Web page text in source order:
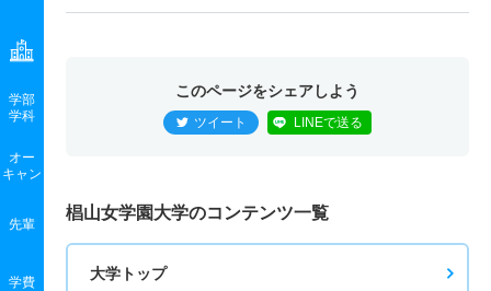
学部
学科
オー
キャン
先輩
学費
このページをシェアしよう
ツイート LINEで送る
椙山女学園大学のコンテンツ一覧
大学トップ